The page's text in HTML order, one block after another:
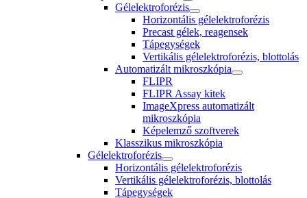
Gélelektroforézis
Horizontális gélelektroforézis
Precast gélek, reagensek
Tápegységek
Vertikális gélelektroforézis, blottolás
Automatizált mikroszkópia
FLIPR
FLIPR Assay kitek
ImageXpress automatizált
mikroszkópia
Képelemző szoftverek
Klasszikus mikroszkópia
Gélelektroforézis
Horizontális gélelektroforézis
Vertikális gélelektroforézis, blottolás
Tápegységek